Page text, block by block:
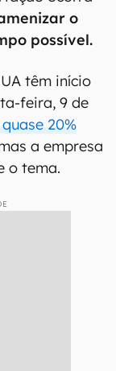
o
possível.
têm início
feira, 9 de
20%
a empresa
o tema.